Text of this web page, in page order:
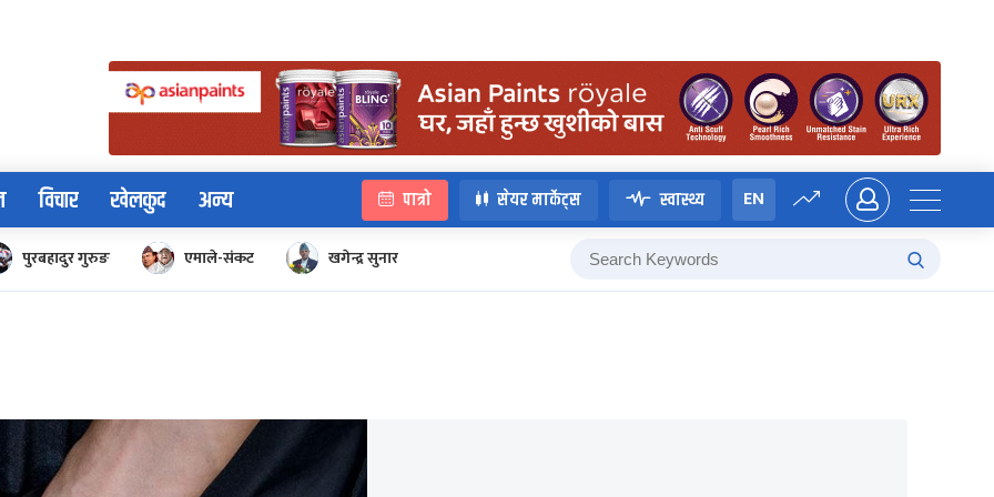
विचार खेलकुद अन्य पात्रो सेयर मार्केट्स स्वास्थ्य EN
पुरबहादुर गुरुङ एमाले-संकट खगेन्द्र सुनार